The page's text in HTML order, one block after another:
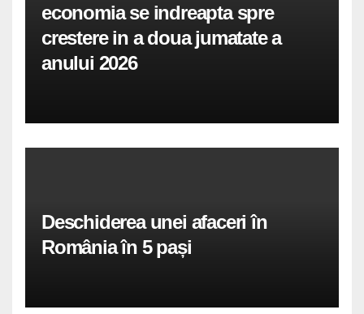
economia se indreapta spre
crestere in a doua jumatate a
anului 2026
Deschiderea unei afaceri în
România în 5 pași